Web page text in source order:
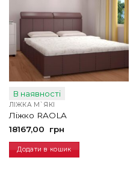
В наявності
ЛІЖКА М`ЯКІ
Ліжко RAOLA
18167,00
грн
Додати в кошик